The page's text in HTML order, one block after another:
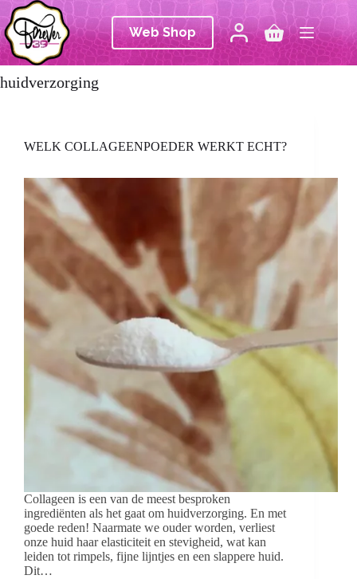
Ga
naar
de
inhoud
Web Shop Winkelwagen
huidverzorging
WELK COLLAGEENPOEDER WERKT ECHT?
Collageen is een van de meest besproken
ingrediënten als het gaat om huidverzorging. En met
goede reden! Naarmate we ouder worden, verliest
onze huid haar elasticiteit en stevigheid, wat kan
leiden tot rimpels, fijne lijntjes en een slappere huid.
Dit…